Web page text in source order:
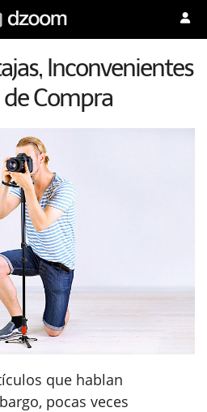
Inconvenientes
de Compra
que hablan
pocas veces